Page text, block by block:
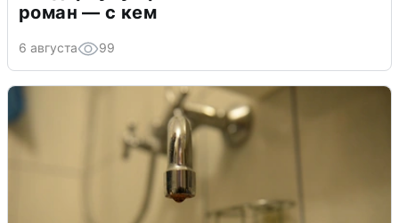
роман — с кем
6 августа 99